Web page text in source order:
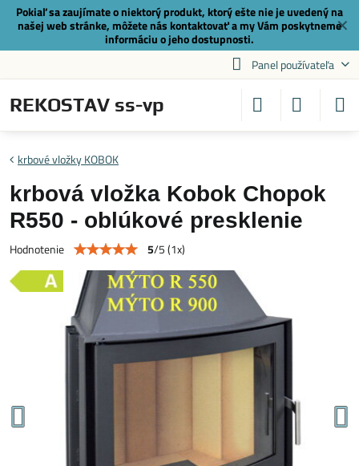
✕
Pokiaľ sa zaujímate o niektorý produkt, ktorý ešte nie je uvedený na
našej web stránke, môžete nás kontaktovaťa my Vám poskytneme
informáciu o jeho dostupnosti.
Panel používateľa
REKOSTAV ss-vp
krbové vložky KOBOK
krbová vložka Kobok Chopok
R550 - oblúkové presklenie
Hodnotenie 5/5(1x)